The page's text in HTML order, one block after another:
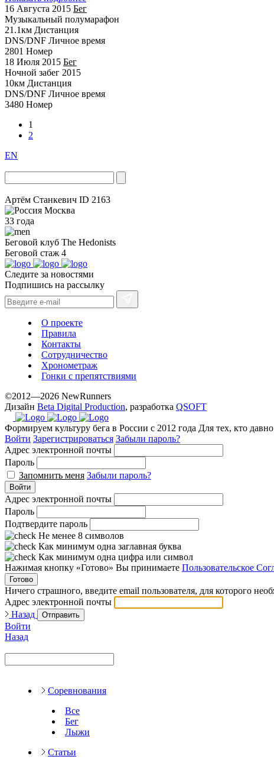
16 Августа 2015 Бег
Музыкальный полумарафон
21.1км Дистанция
DNS/DNF Личное время
2801 Номер
18 Июля 2015 Бег
Ночной забег 2015
10км Дистанция
DNS/DNF Личное время
3480 Номер
1
2
EN
Артём Станкевич ID 2163
Москва
33 года
Беговой клуб The Hedonists
Беговой стаж 4
Следите за новостями
Подпишись на рассылку
О проекте
Правила
Контакты
Сотрудничество
Хронометраж
Гонки с препятствиями
©2012—2026 NewRunners
Дизайн Beta Digital Production, разработка QSOFT
Формируем культуру бега в России с 2012 года Для тех, кто
Войти Зарегистрироваться Забыли пароль?
Адрес электронной почты
Пароль
Запомнить меня Забыли пароль?
Войти
Адрес электронной почты
Пароль
Подтвердите пароль
Не менее 8 символов
Как минимум одна заглавная буква
Как минимум одна цифра или символ
Нажимая кнопку «Готово» Вы принимаете Пользовательское
Готово
Ничего страшного, введите email пользователя, для которого
Адрес электронной почты
Назад
Отправить
Войти
Назад
Соревнования
Все
Бег
Лыжи
Статьи